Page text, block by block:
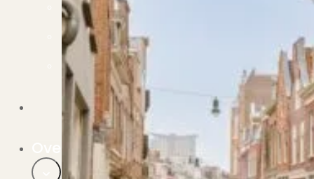
Verhuur & Beheer
Huurwoningen én beheer op maat
Verbouwen
Wil jij jouw huis renoveren? Geen probleem!
Alle diensten
Bekijk het overzicht van alle diensten..
Over PUUR*